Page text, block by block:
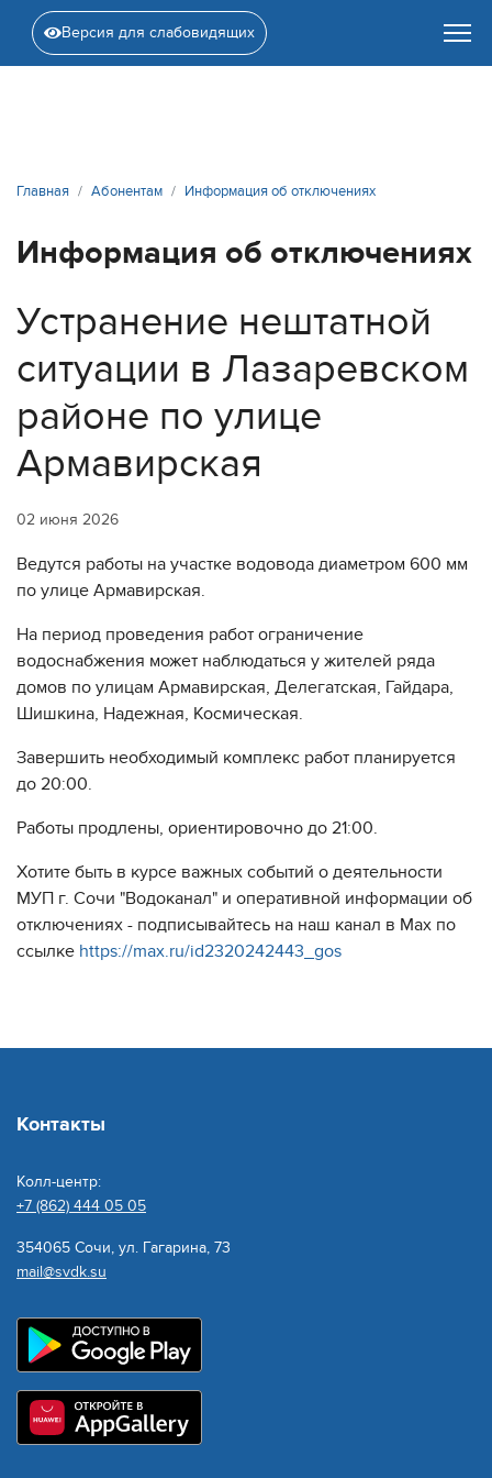
Версия для слабовидящих
Главная Абонентам Информация об отключениях
Информация об отключениях
Устранение нештатной
ситуации в Лазаревском
районе по улице
Армавирская
02 июня 2026
Ведутся работы на участке водовода диаметром 600 мм
по улице Армавирская.
На период проведения работ ограничение
водоснабжения может наблюдаться у жителей ряда
домов по улицам Армавирская, Делегатская, Гайдара,
Шишкина, Надежная, Космическая.
Завершить необходимый комплекс работ планируется
до 20:00.
Работы продлены, ориентировочно до 21:00.
Хотите быть в курсе важных событий о деятельности
МУП г. Сочи "Водоканал" и оперативной информации об
отключениях - подписывайтесь на наш канал в Max по
ссылке https://max.ru/id2320242443_gos
Контакты
Колл-центр:
+7 (862) 444 05 05
354065 Сочи, ул. Гагарина, 73
mail@svdk.su